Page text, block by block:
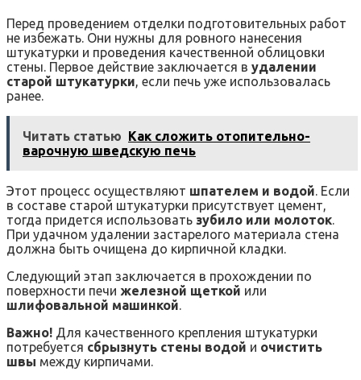
Перед проведением отделки подготовительных работ
не избежать. Они нужны для ровного нанесения
штукатурки и проведения качественной облицовки
стены. Первое действие заключается в удалении
старой штукатурки, если печь уже использовалась
ранее.
Читать статью Как сложить отопительно-
варочную шведскую печь
Этот процесс осуществляют шпателем и водой. Если
в составе старой штукатурки присутствует цемент,
тогда придется использовать зубило или молоток.
При удачном удалении застарелого материала стена
должна быть очищена до кирпичной кладки.
Следующий этап заключается в прохождении по
поверхности печи железной щеткой или
шлифовальной машинкой.
Важно! Для качественного крепления штукатурки
потребуется сбрызнуть стены водой и очистить
швы между кирпичами.